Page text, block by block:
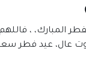
المسلمين في هذا العام 2024 اطيب
عال، عيد فطر